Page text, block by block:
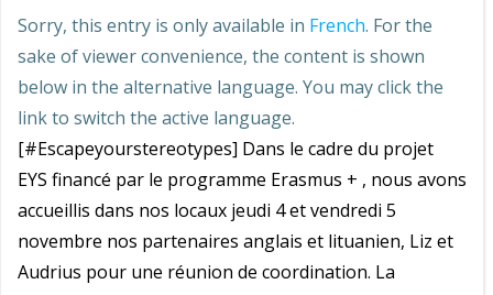
Sorry, this entry is only available in French. For the
sake of viewer convenience, the content is shown
below in the alternative language. You may click the
link to switch the active language.
[#Escapeyourstereotypes] Dans le cadre du projet
EYS financé par le programme Erasmus + , nous avons
accueillis dans nos locaux jeudi 4 et vendredi 5
novembre nos partenaires anglais et lituanien, Liz et
Audrius pour une réunion de coordination. La